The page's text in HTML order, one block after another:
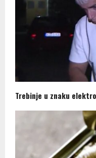
Trebinje u znaku